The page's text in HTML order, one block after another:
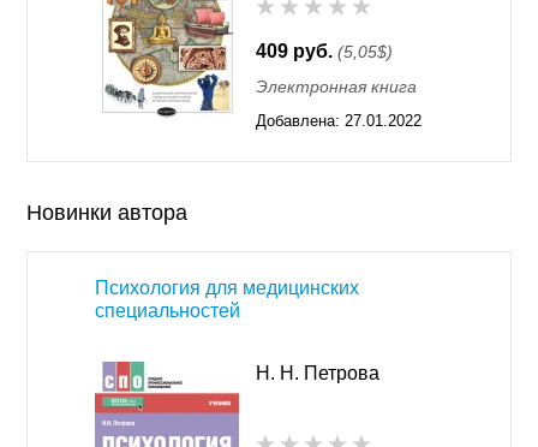
409 руб. (5,05$)
Электронная книга
Добавлена: 27.01.2022
Новинки автора
Психология для медицинских
специальностей
Н. Н. Петрова